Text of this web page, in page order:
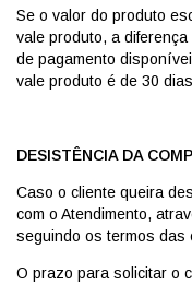
Se o valor do produto
vale produto, a
de pagamento
vale produto é de 30
DESISTÊNCIA DA
Caso o cliente queira
com o Atendimento,
seguindo os termos das
O prazo para solicitar o